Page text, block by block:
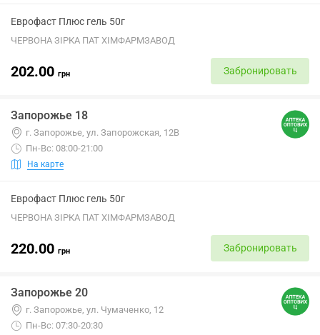
Еврофаст Плюс гель 50г
ЧЕРВОНА ЗІРКА ПАТ ХІМФАРМЗАВОД
202.00 грн Забронировать
Запорожье 18
г. Запорожье, ул. Запорожская, 12В
Пн-Вс: 08:00-21:00
На карте
Еврофаст Плюс гель 50г
ЧЕРВОНА ЗІРКА ПАТ ХІМФАРМЗАВОД
220.00 грн Забронировать
Запорожье 20
г. Запорожье, ул. Чумаченко, 12
Пн-Вс: 07:30-20:30